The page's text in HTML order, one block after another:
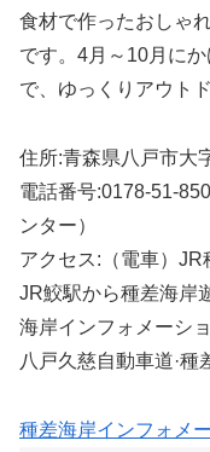
食材で作ったおしゃ
です。4月～10月に
で、ゆっくりアウト
住所:青森県八戸市大
電話番号:0178-51-
ンター）
アクセス:（電車）JR
JR鮫駅から種差海岸
海岸インフォメーシ
八戸久慈自動車道·種
種差海岸インフォメ